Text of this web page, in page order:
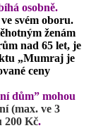
osobně.
svém oboru.
ženám
nad 65 let, je
„Mumraj je
ceny
dům” mohou
(max. ve 3
200 Kč.